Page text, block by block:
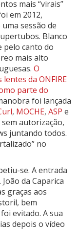
mais “virais”
em 2012,
sessão de
Blanco
pelo canto do
mais alto
O
da ONFIRE
parte do
foi lançada
, MOCHE, ASP e
autorização,
juntando todos.
no
se. A entrada
da Caparica
graças aos
bem
evitado. A sua
depois o vídeo